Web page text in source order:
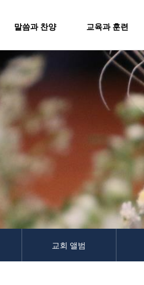
말씀과 찬양
주일설교
Worship
교육과 훈련
찬양 교육과 훈련
교회학교
청년부
대원 크리스천 아카
교회 앨범